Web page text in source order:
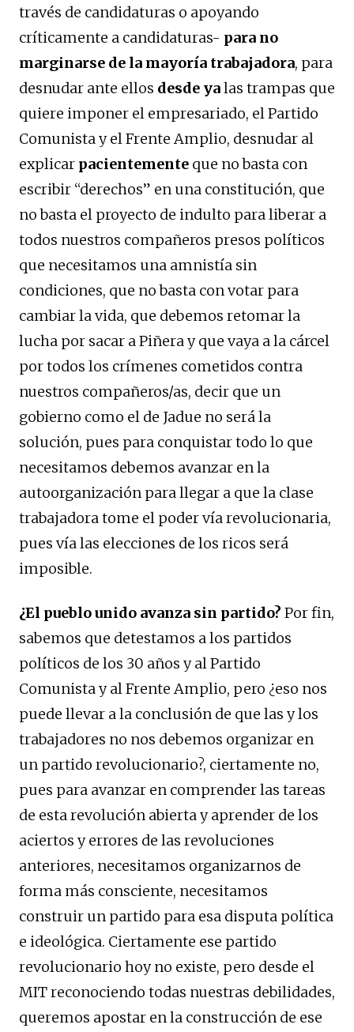
través de candidaturas o apoyando
críticamente a candidaturas- para no
marginarse de la mayoría trabajadora, para
desnudar ante ellos desde yalas trampas que
quiere imponer el empresariado, el Partido
Comunista y el Frente Amplio, desnudar al
explicar pacientemente que no basta con
escribir “derechos” en una constitución, que
no basta el proyecto de indulto para liberar a
todos nuestros compañeros presos políticos
que necesitamos una amnistía sin
condiciones, que no basta con votar para
cambiar la vida, que debemos retomar la
lucha por sacar a Piñera y que vaya a la cárcel
por todos los crímenes cometidos contra
nuestros compañeros/as, decir que un
gobierno como el de Jadue no será la
solución, pues para conquistar todo lo que
necesitamos debemos avanzar en la
autoorganización para llegar a que la clase
trabajadora tome el poder vía revolucionaria,
pues vía las elecciones de los ricos será
imposible.
¿El pueblo unido avanza sin partido? Por fin,
sabemos que detestamos a los partidos
políticos de los 30 años y al Partido
Comunista y al Frente Amplio, pero ¿eso nos
puede llevar a la conclusión de que las y los
trabajadores no nos debemos organizar en
un partido revolucionario?, ciertamente no,
pues para avanzar en comprender las tareas
de esta revolución abierta y aprender de los
aciertos y errores de las revoluciones
anteriores, necesitamos organizarnos de
forma más consciente, necesitamos
construir un partido para esa disputa política
e ideológica. Ciertamente ese partido
revolucionario hoy no existe, pero desde el
MIT reconociendo todas nuestras debilidades,
queremos apostar en la construcción de ese